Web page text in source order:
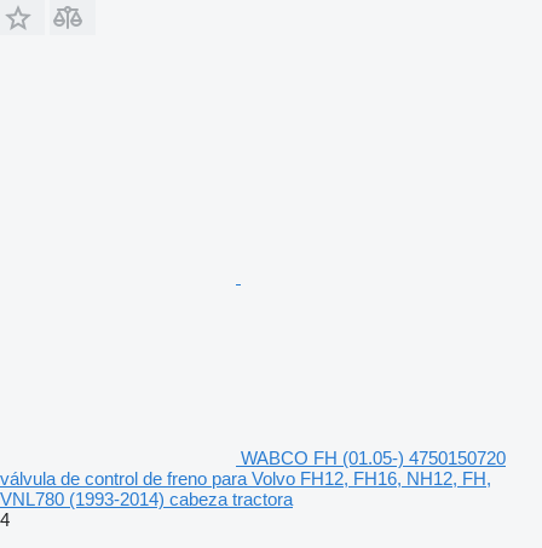
WABCO FH (01.05-) 4750150720
válvula de control de freno para Volvo FH12, FH16, NH12, FH,
VNL780 (1993-2014) cabeza tractora
4